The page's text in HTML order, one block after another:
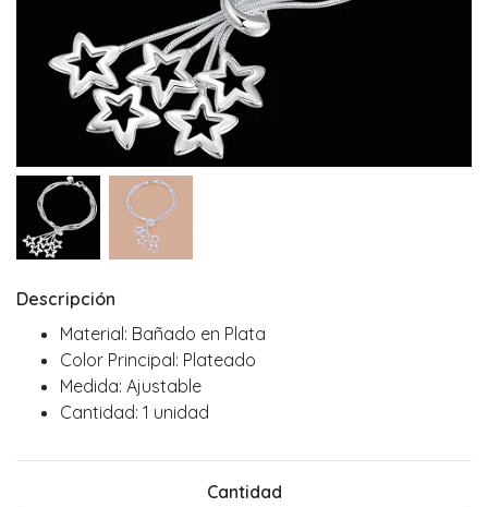
Descripción
Material: Bañado en Plata
Color Principal: Plateado
Medida: Ajustable
Cantidad: 1 unidad
Cantidad